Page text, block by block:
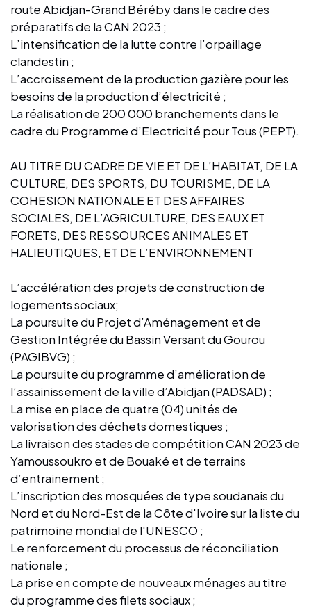
route Abidjan-Grand Béréby dans le cadre des
préparatifs de la CAN 2023 ;
L’intensification de la lutte contre l’orpaillage
clandestin ;
L’accroissement de la production gazière pour les
besoins de la production d’électricité ;
La réalisation de 200 000 branchements dans le
cadre du Programme d’Electricité pour Tous (PEPT).
AU TITRE DU CADRE DE VIE ET DE L’HABITAT, DE LA
CULTURE, DES SPORTS, DU TOURISME, DE LA
COHESION NATIONALE ET DES AFFAIRES
SOCIALES, DE L’AGRICULTURE, DES EAUX ET
FORETS, DES RESSOURCES ANIMALES ET
HALIEUTIQUES, ET DE L’ENVIRONNEMENT
L’accélération des projets de construction de
logements sociaux;
La poursuite du Projet d’Aménagement et de
Gestion Intégrée du Bassin Versant du Gourou
(PAGIBVG) ;
La poursuite du programme d’amélioration de
l’assainissement de la ville d’Abidjan (PADSAD) ;
La mise en place de quatre (04) unités de
valorisation des déchets domestiques ;
La livraison des stades de compétition CAN 2023 de
Yamoussoukro et de Bouaké et de terrains
d’entrainement ;
L’inscription des mosquées de type soudanais du
Nord et du Nord-Est de la Côte d'Ivoire sur la liste du
patrimoine mondial de l'UNESCO ;
Le renforcement du processus de réconciliation
nationale ;
La prise en compte de nouveaux ménages au titre
du programme des filets sociaux ;